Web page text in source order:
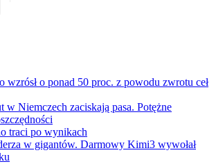
wzrósł o ponad 50 proc. z powodu zwrotu ceł
w Niemczech zaciskają pasa. Potężne
traci po wynikach
w gigantów. Darmowy Kimi3 wywołał